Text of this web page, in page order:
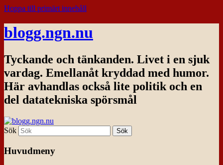
Hoppa till primärt innehåll
blogg.ngn.nu
Tyckande och tänkanden. Livet i en sjuk
vardag. Emellanåt kryddad med humor.
Här avhandlas också lite politik och en
del datatekniska spörsmål
Sök
Huvudmeny